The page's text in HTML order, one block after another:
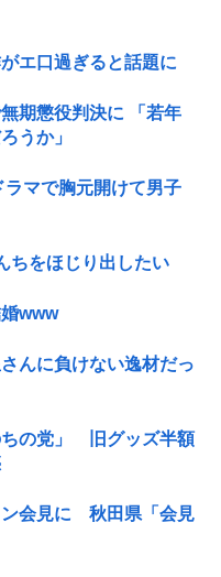
エ口過ぎると話題に
期懲役判決に 「若年
うか」
ラマで胸元開けて男子
ちをほじり出したい
www
んに負けない逸材だっ
ちの党」 旧グッズ半額
ン会見に 秋田県「会見